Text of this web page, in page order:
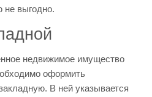
выгодно.
недвижимое имущество
оформить
В ней указывается